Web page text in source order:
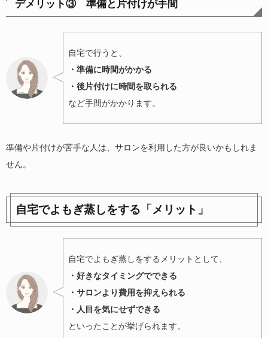
デメリット③ 準備と片付けが手間
自宅で行うと、
・準備に時間がかかる
・後片付けに時間を取られる
など手間がかかります。
準備や片付けが苦手な人は、サロンを利用した方が良いかもしれま
せん。
自宅でよもぎ蒸しをする「メリット」
自宅でよもぎ蒸しをするメリットとして、
・好きなタイミングでできる
・サロンより費用を抑えられる
・人目を気にせずできる
といったことが挙げられます。